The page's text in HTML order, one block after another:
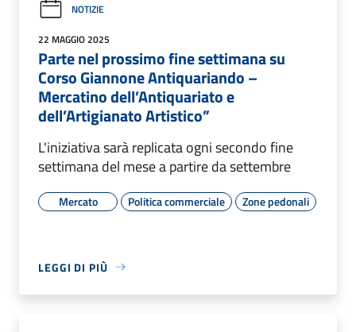
NOTIZIE
22 MAGGIO 2025
Parte nel prossimo fine settimana su
Corso Giannone Antiquariando –
Mercatino dell’Antiquariato e
dell’Artigianato Artistico”
L'iniziativa sarà replicata ogni secondo fine
settimana del mese a partire da settembre
Mercato Politica commerciale Zone pedonali
LEGGI DI PIÙ